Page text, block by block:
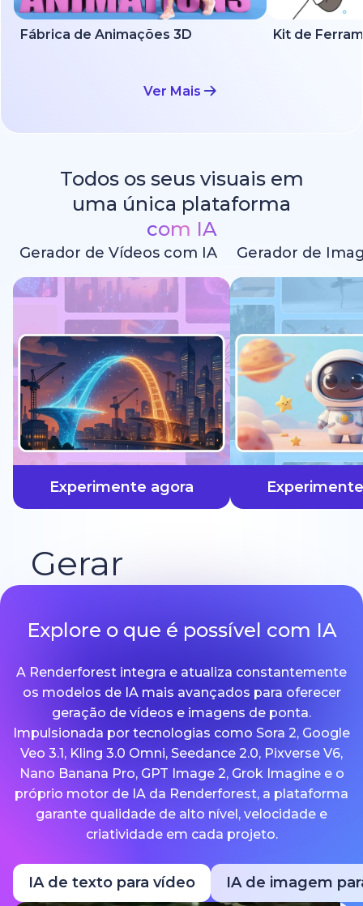
Fábrica de Animações 3D
Ver Mais
Todos os seus visuais em
uma única plataforma
com IA
Gerador de Vídeos com IA
Experimente agora
Gerar
mais rápido
Explore o que é possível com IA
A Renderforest integra e atualiza constantemente
os modelos de IA mais avançados para oferecer
geração de vídeos e imagens de ponta.
Impulsionada por tecnologias como Sora 2, Google
Veo 3.1, Kling 3.0 Omni, Seedance 2.0, Pixverse V6,
Nano Banana Pro, GPT Image 2, Grok Imagine e o
próprio motor de IA da Renderforest, a plataforma
garante qualidade de alto nível, velocidade e
criatividade em cada projeto.
IA de texto para vídeo IA de imagem